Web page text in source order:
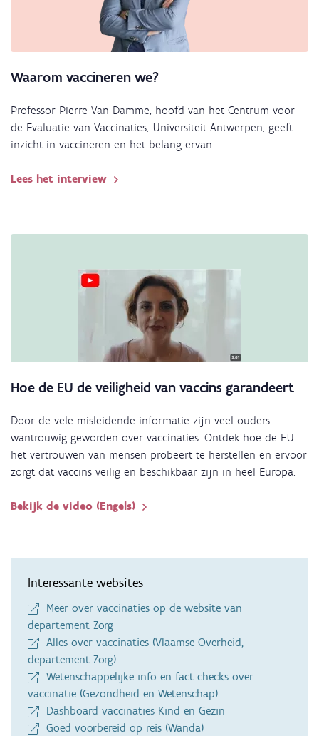
Waarom vaccineren we?
Professor Pierre Van Damme, hoofd van het Centrum voor
de Evaluatie van Vaccinaties, Universiteit Antwerpen, geeft
inzicht in vaccineren en het belang ervan.
Lees het interview
Hoe de EU de veiligheid van vaccins garandeert
Door de vele misleidende informatie zijn veel ouders
wantrouwig geworden over vaccinaties. Ontdek hoe de EU
het vertrouwen van mensen probeert te herstellen en ervoor
zorgt dat vaccins veilig en beschikbaar zijn in heel Europa.
Bekijk de video (Engels)
Interessante websites
Meer over vaccinaties op de website van
departement Zorg
Alles over vaccinaties (Vlaamse Overheid,
departement Zorg)
Wetenschappelijke info en fact checks over
vaccinatie (Gezondheid en Wetenschap)
Dashboard vaccinaties Kind en Gezin
Goed voorbereid op reis (Wanda)